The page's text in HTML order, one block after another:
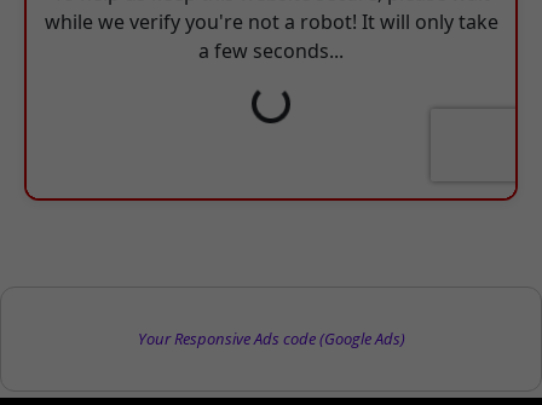
Your Responsive Ads code (Google Ads)